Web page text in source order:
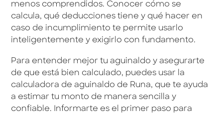
menos comprendidos. Conocer cómo se
calcula, qué deducciones tiene y qué hacer en
caso de incumplimiento te permite usarlo
inteligentemente y exigirlo con fundamento.
Para entender mejor tu aguinaldo y asegurarte
de que está bien calculado, puedes usar la
calculadora de aguinaldo de Runa, que te ayuda
a estimar tu monto de manera sencilla y
confiable. Informarte es el primer paso para